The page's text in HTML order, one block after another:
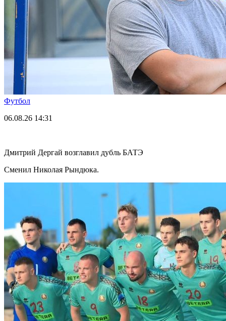
Футбол
06.08.26 14:31
Дмитрий Дергай возглавил дубль БАТЭ
Сменил Николая Рындюка.